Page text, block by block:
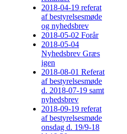
2018-04-19 referat
af bestyrelsesmøde
og nyhedsbrev
2018-05-02 Forår
2018-05-04
Nyhedsbrev Græs
igen
2018-08-01 Referat
af bestyrelsesmøde
d. 2018-07-19 samt
nyhedsbrev
2018-09-19 referat
af bestyrelsesmøde
onsdag d. 19/9-18